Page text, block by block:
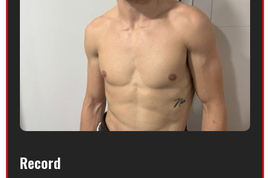
Record